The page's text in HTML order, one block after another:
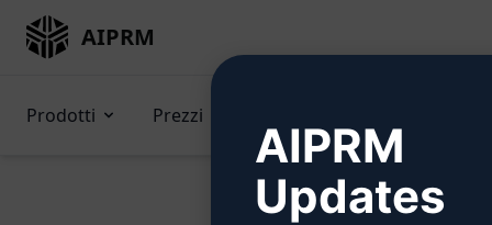
AIPRM
Prodotti Prezzi
AIPRM
Updates